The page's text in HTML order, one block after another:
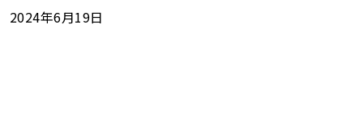
2024年6月19日